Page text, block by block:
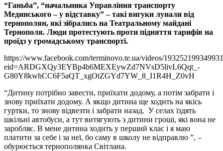
“Ганьба”, “начальника Управління транспорту
Мединського – у відставку” – такі вигуки лунали від
тернополян, які зібрались на Театральному майдані
Тернополя. Люди протестують проти підняття тарифів на
проїдз у громадському транспорті.
https://www.facebook.com/terminovo.te.ua/videos/
eid=ARDGXQy3EYBp4b6MEXEywZd7NVsD5livL6Qqt_-
G80Y8kwhCC6F5aQT_xgOtZGYd7YW_8_I1R4H_Z0vH
“Дитину потрібно завести, приїхати додому, а потім забрати і
знову приїхати додому. А якщо дитина ще ходить на якісь
гуртки, то знову відвезти і забрати назад. У селах їздять
шкільні автобуси, а тут витягують з дитини гроші, які вона не
заробляє. В мене дитина ходить у перший клас і я маю
платити за себе і за неї, бо саму в школу не відправлю ”, –
обурюється тернополянка Світлана.